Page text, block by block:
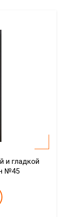
и гладкой
№45